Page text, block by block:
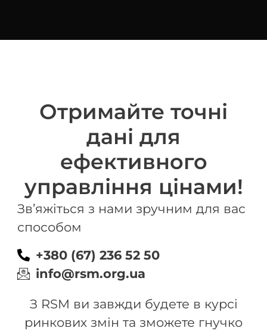
Отримайте точні
дані для
ефективного
управління цінами!
Зв’яжіться з нами зручним для вас
способом
+380 (67) 236 52 50
info@rsm.org.ua
З RSM ви завжди будете в курсі
ринкових змін та зможете гнучко